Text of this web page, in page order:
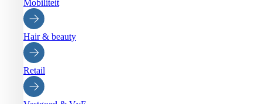
Mobiliteit
Hair & beauty
Retail